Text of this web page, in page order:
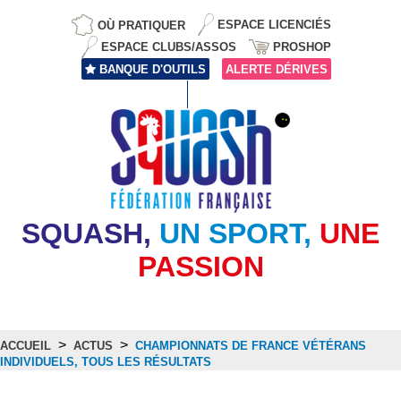
OÙ PRATIQUER
ESPACE LICENCIÉS
ESPACE CLUBS/ASSOS
PROSHOP
BANQUE D'OUTILS
ALERTE DÉRIVES
SQUASH, UN SPORT, UNE
PASSION
ACCUEIL > ACTUS > CHAMPIONNATS DE FRANCE VÉTÉRANS
INDIVIDUELS, TOUS LES RÉSULTATS